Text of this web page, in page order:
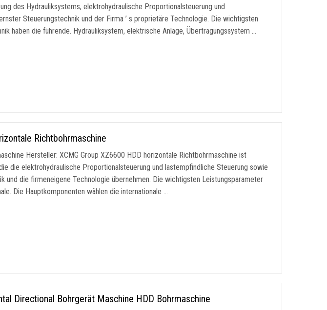
des Hydrauliksystems, elektrohydraulische Proportionalsteuerung und
Steuerungstechnik und der Firma ’ s proprietäre Technologie. Die wichtigsten
haben die führende. Hydrauliksystem, elektrische Anlage, Übertragungssystem …
Richtbohrmaschine
Hersteller: XCMG Group XZ6600 HDD horizontale Richtbohrmaschine ist
die elektrohydraulische Proportionalsteuerung und lastempfindliche Steuerung sowie
und die firmeneigene Technologie übernehmen. Die wichtigsten Leistungsparameter
Die Hauptkomponenten wählen die internationale …
Directional Bohrgerät Maschine HDD Bohrmaschine